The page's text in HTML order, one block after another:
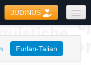
JUDINUS
Furlan-Talian